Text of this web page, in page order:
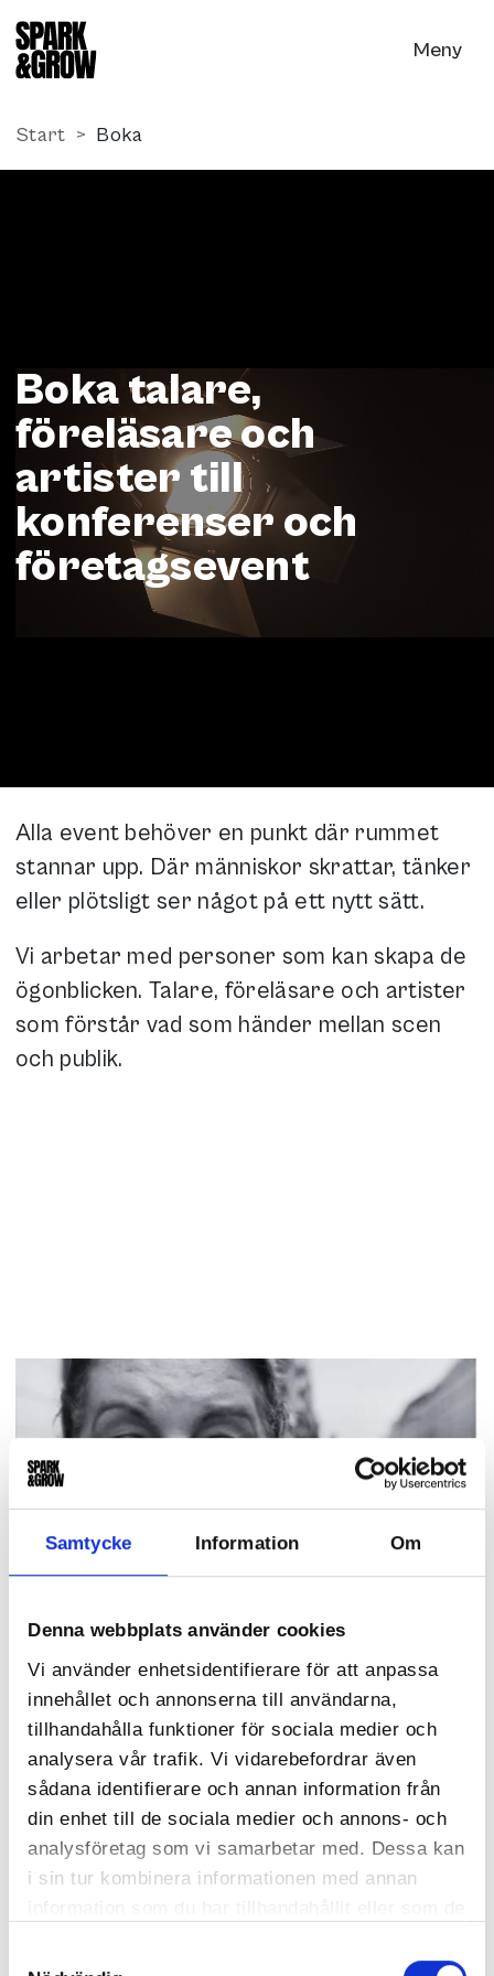
Samtycke Information Om
Denna webbplats använder cookies
Vi använder enhetsidentifierare för att anpassa
innehållet och annonserna till användarna,
tillhandahålla funktioner för sociala medier och
analysera vår trafik. Vi vidarebefordrar även
sådana identifierare och annan information från
din enhet till de sociala medier och annons- och
analysföretag som vi samarbetar med. Dessa kan
i sin tur kombinera informationen med annan
Till innehåll på sidan
Meny
Start Boka
Boka talare,
föreläsare och
artister till
konferenser och
företagsevent
Alla event behöver en punkt där rummet
stannar upp. Där människor skrattar, tänker
eller plötsligt ser något på ett nytt sätt.
Vi arbetar med personer som kan skapa de
ögonblicken. Talare, föreläsare och artister
som förstår vad som händer mellan scen
och publik.
Förnamn Efternamn
Här lägger vi in en kort text om personen i
fråga.
föreläsningar
utbildningar